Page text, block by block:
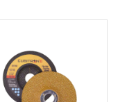
Zobacz Ten